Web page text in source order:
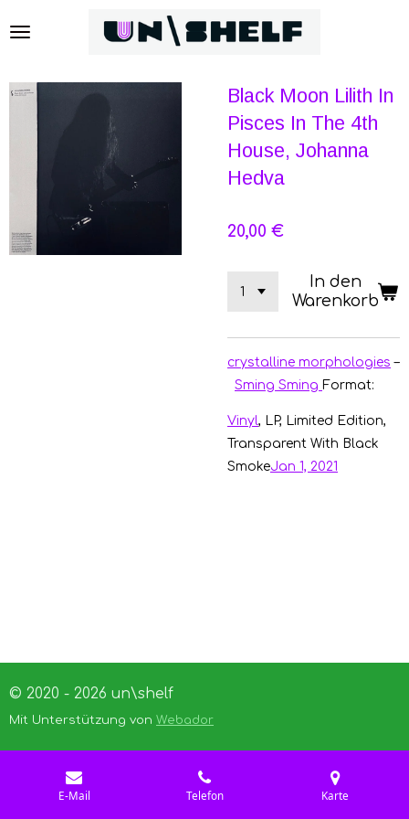
Hauptinhalt
Black Moon Lilith In
Pisces In The 4th
House, Johanna
Hedva
20,00 €
In den
Warenkorb
crystalline morphologies –
Sming Sming Format:
Vinyl, LP, Limited Edition,
Transparent With Black
SmokeJan 1, 2021
© 2020 - 2026 un\shelf
Mit Unterstützung von Webador
E-Mail Telefon Karte